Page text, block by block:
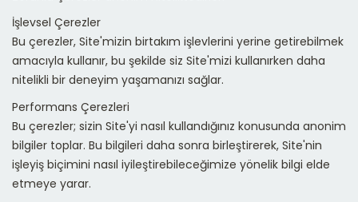
İşlevsel Çerezler
Bu çerezler, Site'mizin birtakım işlevlerini yerine getirebilmek
amacıyla kullanır, bu şekilde siz Site'mizi kullanırken daha
nitelikli bir deneyim yaşamanızı sağlar.
Performans Çerezleri
Bu çerezler; sizin Site'yi nasıl kullandığınız konusunda anonim
bilgiler toplar. Bu bilgileri daha sonra birleştirerek, Site'nin
işleyiş biçimini nasıl iyileştirebileceğimize yönelik bilgi elde
etmeye yarar.